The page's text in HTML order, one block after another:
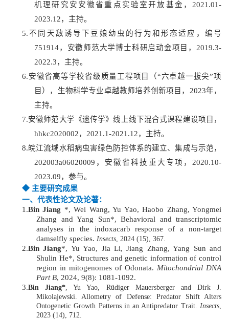
机理研究安安徽省重点实验室开放基金，2021.01-
2023.12，主持。
5.不同天敌诱导下豆娘幼虫的行为和形态适应，编号
751914，安徽师范大学博士科研启动金项目，2019.3-
2022.3，主持。
6.安徽省高等学校省级质量工程项目（“六卓越一拔尖”项
目），生物科学专业卓越教师培养创新项目，2023年，
主持。
7.安徽师范大学《遗传学》线上线下混合式课程建设项目，
hhkc2020002，2021.1-2021.12，主持。
8.皖江流域水稻病虫害绿色防控体系的建立、集成与示范，
202003a06020009，安徽省科技重大专项，2020.10-
2023.09，参与。
◆ 主要研究成果
一、代表性论文及论著：
1.Bin Jiang *, Wei Wang, Yu Yao, Haobo Zhang, Yongmei
Zhang and Yang Sun*, Behavioral and transcriptomic
analyses in the indoxacarb response of anon-target
damselfly species. Insects, 2024 (15), 367.
2.Bin Jiang*, Yu Yao, Jia Li, Jiang Zhang, Yang Sun and
Shulin He*, Structures and genetic information of control
region in mitogenomes of Odonata. Mitochondrial DNA
Part B, 2024, 9(8): 1081-1092.
3.Bin Jiang*, Yu Yao, Rüdiger Mauersberger and Dirk J.
Mikolajewski. Allometry of Defense: Predator Shift Alters
Ontogenetic Growth Patterns in an Antipredator Trait. Insects,
2023 (14), 712.